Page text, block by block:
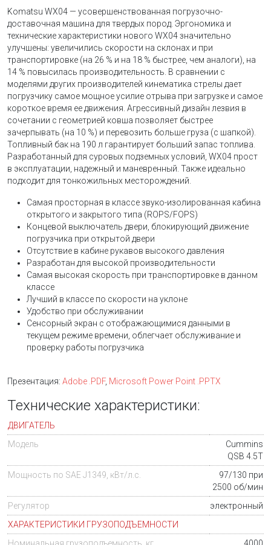
Komatsu WX04 — усовершенствованная погрузочно-
доставочная машина для твердых пород. Эргономика и
технические характеристики нового WX04 значительно
улучшены: увеличились скорости на склонах и при
транспортировке (на 26 % и на 18 % быстрее, чем аналоги), на
14 % повысилась производительность. В сравнении с
моделями других производителей кинематика стрелы дает
погрузчику самое мощное усилие отрыва при загрузке и самое
короткое время ее движения. Агрессивный дизайн лезвия в
сочетании с геометрией ковша позволяет быстрее
зачерпывать (на 10 %) и перевозить больше груза (с шапкой).
Топливный бак на 190 л гарантирует больший запас топлива.
Разработанный для суровых подземных условий, WX04 прост
в эксплуатации, надежный и маневренный. Также идеально
подходит для тонкожильных месторождений.
Самая просторная в классе звуко-изолированная кабина
открытого и закрытого типа (ROPS/FOPS)
Концевой выключатель двери, блокирующий движение
погрузчика при открытой двери
Отсутствие в кабине рукавов высокого давления
Разработан для высокой производительности
Самая высокая скорость при транспортировке в данном
классе
Лучший в классе по скорости на уклоне
Удобство при обслуживании
Сенсорный экран с отображающимися данными в
текущем режиме времени, облегчает обслуживание и
проверку работы погрузчика
Презентация: Adobe .PDF, Microsoft Power Point .PPTX
Технические характеристики:
ДВИГАТЕЛЬ
Модель
Cummins
QSB 4.5T
Мощность по SAE J1349, кВт/л.с.
97/130 при
2500 об/мин
Регулятор
электронный
ХАРАКТЕРИСТИКИ ГРУЗОПОДЪЕМНОСТИ